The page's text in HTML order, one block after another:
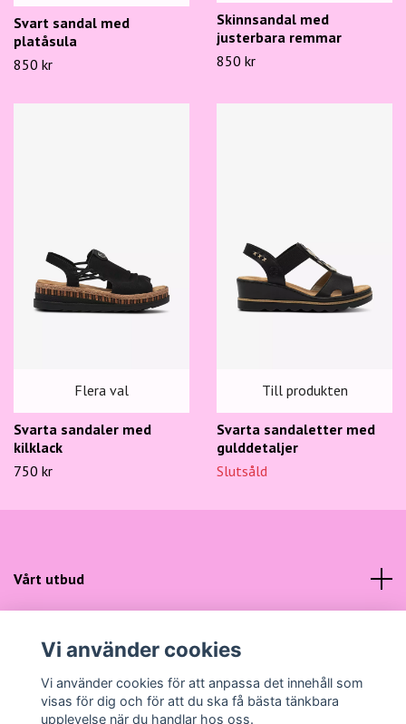
Svart sandal med
platåsula
850 kr
Skinnsandal med
justerbara remmar
850 kr
Flera val
Svarta sandaler med
kilklack
750 kr
Till produkten
Svarta sandaletter med
gulddetaljer
Slutsåld
Vårt utbud
Sociala medier
Vi använder cookies
Vi använder cookies för att anpassa det innehåll som
visas för dig och för att du ska få bästa tänkbara
upplevelse när du handlar hos oss.